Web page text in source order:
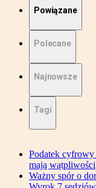
Powiązane
Polecane
Najnowsze
Tagi
Podatek
mają wątpliwości
Ważny spór o